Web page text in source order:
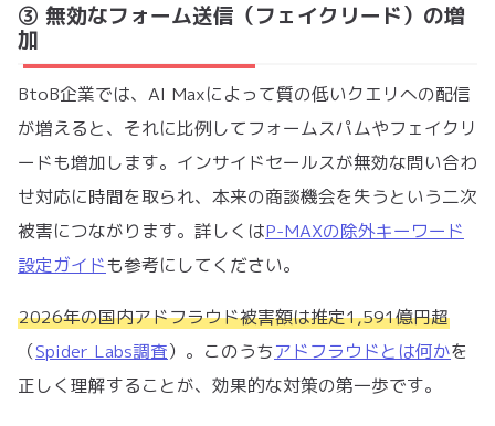
③ 無効なフォーム送信（フェイクリード）の増
加
BtoB企業では、AI Maxによって質の低いクエリへの配信
が増えると、それに比例してフォームスパムやフェイクリ
ードも増加します。インサイドセールスが無効な問い合わ
せ対応に時間を取られ、本来の商談機会を失うという二次
被害につながります。詳しくはP-MAXの除外キーワード
設定ガイドも参考にしてください。
2026年の国内アドフラウド被害額は推定1,591億円超
（Spider Labs調査）。このうちアドフラウドとは何かを
正しく理解することが、効果的な対策の第一歩です。